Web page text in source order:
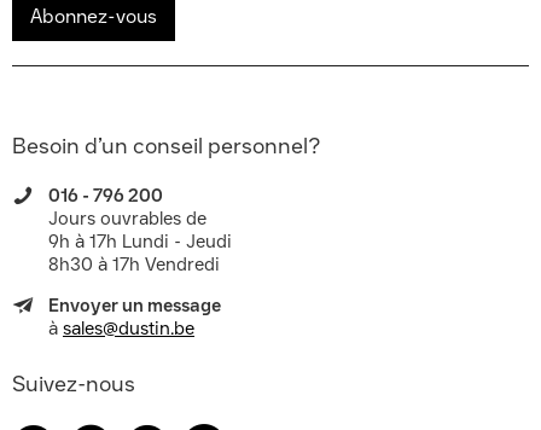
Abonnez-vous
Besoin d’un conseil personnel?
016 - 796 200
Jours ouvrables de
9h à 17h Lundi - Jeudi
8h30 à 17h Vendredi
Envoyer un message
à sales@dustin.be
Suivez-nous